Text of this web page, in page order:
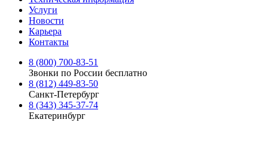
Услуги
Новости
Карьера
Контакты
8 (800) 700-83-51
Звонки по России бесплатно
8 (812) 449-83-50
Санкт-Петербург
8 (343) 345-37-74
Екатеринбург